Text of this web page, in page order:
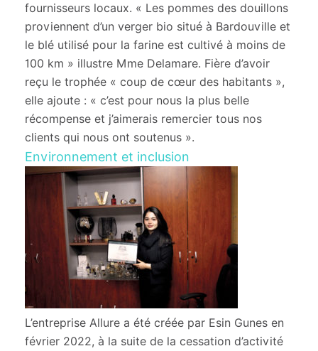
fournisseurs locaux. « Les pommes des douillons
proviennent d’un verger bio situé à Bardouville et
le blé utilisé pour la farine est cultivé à moins de
100 km » illustre Mme Delamare. Fière d’avoir
reçu le trophée « coup de cœur des habitants »,
elle ajoute : « c’est pour nous la plus belle
récompense et j’aimerais remercier tous nos
clients qui nous ont soutenus ».
Environnement et inclusion
L’entreprise Allure a été créée par Esin Gunes en
février 2022, à la suite de la cessation d’activité